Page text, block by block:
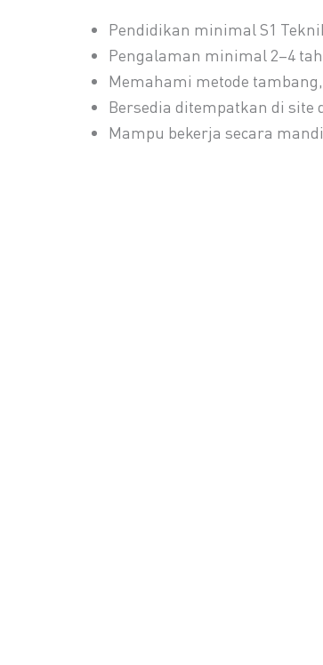
Pendidikan minimal S1
Pengalaman minimal 2–4
Memahami metode
Bersedia ditempatkan di site
Mampu bekerja secara